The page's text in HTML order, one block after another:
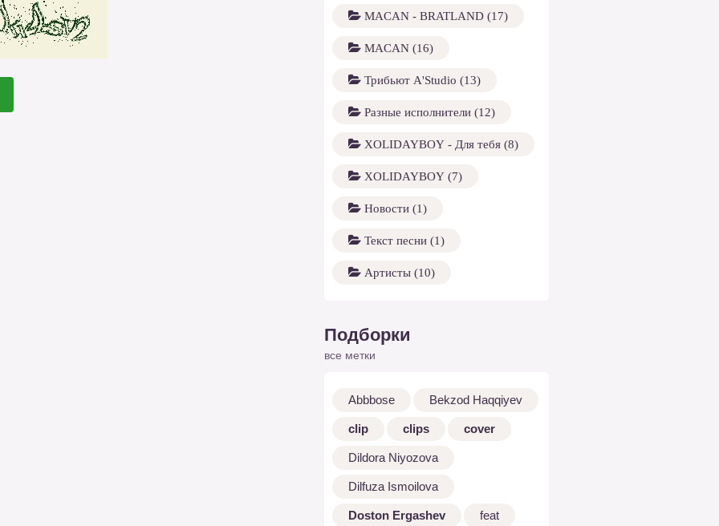
MACAN - BRATLAND (17)
MACAN (16)
Трибьют A'Studio (13)
Разные исполнители (12)
XOLIDAYBOY - Для тебя (8)
XOLIDAYBOY (7)
Новости (1)
Текст песни (1)
Артисты (10)
Подборки
все метки
Abbbose Bekzod Haqqiyev
clip clips cover
Dildora Niyozova
Dilfuza Ismoilova
Doston Ergashev feat